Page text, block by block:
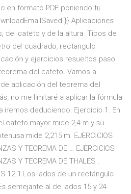
en formato PDF poniendo tu
}} Aplicaciones
del cateto y de la altura. Tipos de
del cuadrado, rectangulo
y ejercicios resueltos paso ...
del cateto. Vamos a
aplicación del teorema del
no me limitaré a aplicar la fórmula
iremos deduciendo. Ejercicio 1. En
cateto mayor mide 2,4 m y su
mide 2,215 m. EJERCICIOS
Y TEOREMA DE … EJERCICIOS
Y TEOREMA DE THALES .
12.1 Los lados de un rectángulo
semejante al de lados 15 y 24